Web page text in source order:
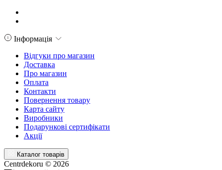
Інформація
Відгуки про магазин
Доставка
Про магазин
Оплата
Контакти
Повернення товару
Карта сайту
Виробники
Подарункові сертифікати
Акції
Каталог товарів
Centrdekoru © 2026